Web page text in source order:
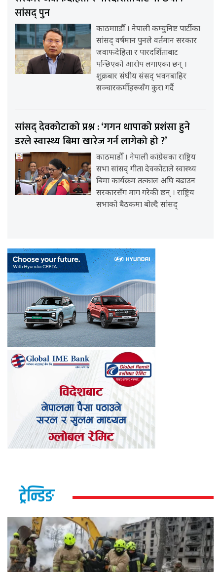
सांसद् पुन
काठमााडौँ । नेपाली कम्युनिष्ट पार्टीका
सांसद् वर्षमान पुनले वर्तमान सरकार
जवाफदेहिता र पारदर्शिताबाट
पन्छिएको आरोप लगाएका छन् ।
शुक्रबार संघीय संसद् भवनबाहिर
सञ्चारकर्मीहरूसँग कुरा गर्दै
सांसद् देवकोटाको प्रश्न : ‘गगन थापाको प्रशंसा हुने
डरले स्वास्थ्य बिमा खारेज गर्न लागेको हो ?’
काठमाडौँ । नेपाली कांग्रेसका राष्ट्रिय
सभा सांसद् गीता देवकोटाले स्वास्थ्य
बिमा कार्यक्रम तत्काल अघि बढाउन
सरकारसँग माग गरेकी छन् । राष्ट्रिय
सभाको बैठकमा बोल्दै सांसद्
ट्रेन्डिङ